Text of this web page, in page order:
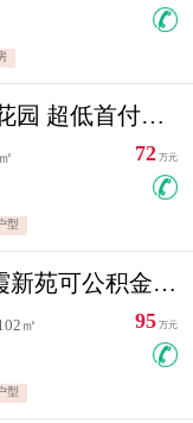
福海路 福海阳光花园 超低首付住宅急售
型
72 万元
松霞路北三路松霞新苑可公积金贷款北小区南北通透住宅急售
㎡
型
95 万元